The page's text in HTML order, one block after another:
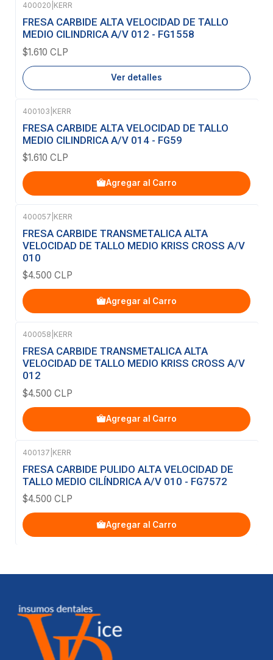
Agotado
400020 KERR
FRESA CARBIDE ALTA VELOCIDAD DE TALLO
MEDIO CILINDRICA A/V 012 - FG1558
$1.610 CLP
Ver detalles
400103 KERR
FRESA CARBIDE ALTA VELOCIDAD DE TALLO
MEDIO CILINDRICA A/V 014 - FG59
$1.610 CLP
Agregar al Carro
400057 KERR
FRESA CARBIDE TRANSMETALICA ALTA
VELOCIDAD DE TALLO MEDIO KRISS CROSS A/V
010
$4.500 CLP
Agregar al Carro
400058 KERR
FRESA CARBIDE TRANSMETALICA ALTA
VELOCIDAD DE TALLO MEDIO KRISS CROSS A/V
012
$4.500 CLP
Agregar al Carro
400137 KERR
FRESA CARBIDE PULIDO ALTA VELOCIDAD DE
TALLO MEDIO CILÍNDRICA A/V 010 - FG7572
$4.500 CLP
Agregar al Carro